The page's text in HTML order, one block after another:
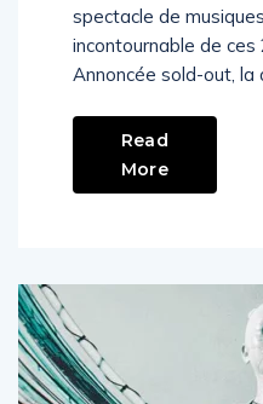
spectacle de
incontournable de ces
Annoncée sold-out,
Read
More